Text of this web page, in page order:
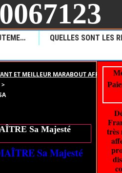
EFFECTUER UN ENVOUTEMENT POUR PROVOQUER LA MALCHANCE
ET MEILLEUR MARABOUT AFRICAIN
>
Sa Majesté
Sa Majesté
très